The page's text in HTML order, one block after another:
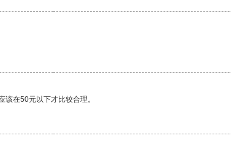
在50元以下才比较合理。